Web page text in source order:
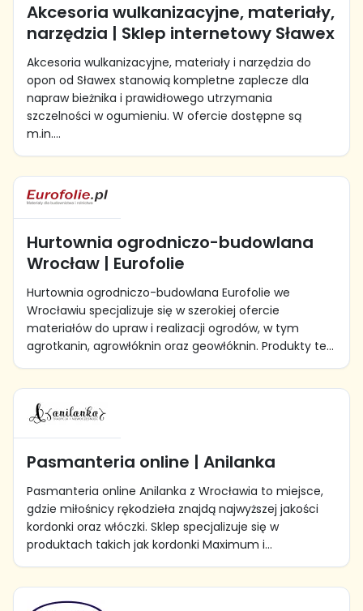
Akcesoria wulkanizacyjne, materiały,
narzędzia | Sklep internetowy Sławex
Akcesoria wulkanizacyjne, materiały i narzędzia do
opon od Sławex stanowią kompletne zaplecze dla
napraw bieżnika i prawidłowego utrzymania
szczelności w ogumieniu. W ofercie dostępne są
m.in....
Hurtownia ogrodniczo-budowlana
Wrocław | Eurofolie
Hurtownia ogrodniczo-budowlana Eurofolie we
Wrocławiu specjalizuje się w szerokiej ofercie
materiałów do upraw i realizacji ogrodów, w tym
agrotkanin, agrowłóknin oraz geowłóknin. Produkty te...
Pasmanteria online | Anilanka
Pasmanteria online Anilanka z Wrocławia to miejsce,
gdzie miłośnicy rękodzieła znajdą najwyższej jakości
kordonki oraz włóczki. Sklep specjalizuje się w
produktach takich jak kordonki Maximum i...